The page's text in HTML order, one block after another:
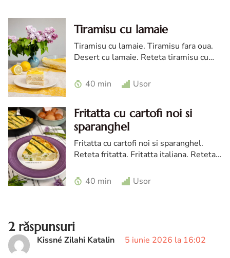
Tiramisu cu lamaie
Tiramisu cu lamaie. Tiramisu fara oua.
Desert cu lamaie. Reteta tiramisu cu
lamaie. Tiramisu cu lemon curd
40 min Usor
Fritatta cu cartofi noi si
sparanghel
Fritatta cu cartofi noi si sparanghel.
Reteta fritatta. Fritatta italiana. Reteta
Fritatta la cuptor. Omleta italiana.
40 min Usor
2 răspunsuri
Kissné Zilahi Katalin 5 iunie 2026 la 16:02